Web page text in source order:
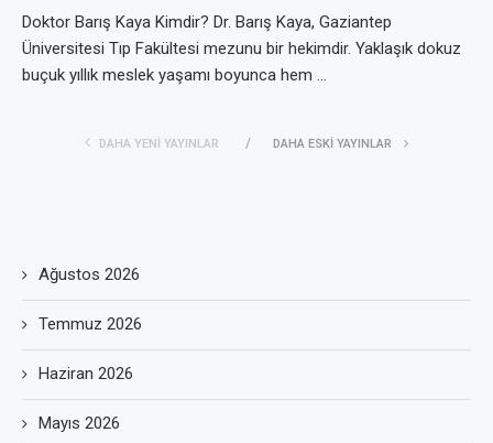
Doktor Barış Kaya Kimdir? Dr. Barış Kaya, Gaziantep
Üniversitesi Tıp Fakültesi mezunu bir hekimdir. Yaklaşık dokuz
buçuk yıllık meslek yaşamı boyunca hem …
DAHA YENI YAYINLAR DAHA ESKI YAYINLAR
Ağustos 2026
Temmuz 2026
Haziran 2026
Mayıs 2026